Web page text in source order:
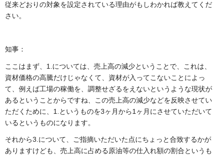
従来どおりの対象を設定されている理由がもしわかれば教えてくだ
さい。
知事：
ここはまず、1.については、売上高の減少ということで、これは、
資材価格の高騰だけじゃなくて、資材が入ってこないことによっ
て、例えば工場の稼働を、調整せざるをえないというような現状が
あるということからですね、この売上高の減少などを反映させてい
ただくために、1.というものを3ヶ月から1ヶ月にさせていただいて
いるというものになります。
それから3.について、ご指摘いただいた点にちょっと合致するかが
ありますけども、売上高に占める原油等の仕入れ額の割合というも